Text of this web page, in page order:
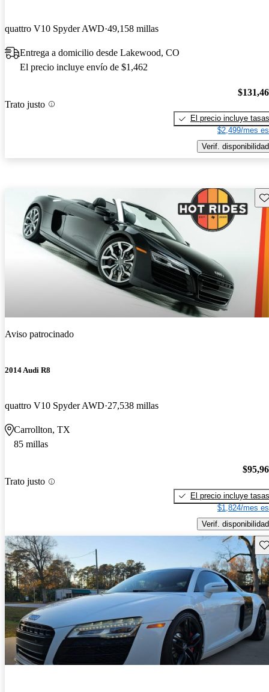
quattro V10 Spyder AWD 49,158 millas
Entrega a domicilio desde Lakewood, CO
El precio incluye envío de $1,462
Trato justo
El precio incluye tasas
$2,499/mes
Verif. disponibilidad
Aviso patrocinado
2014 Audi R8
quattro V10 Spyder AWD 27,538 millas
Carrollton, TX
85 millas
Trato justo
El precio incluye tasas
$1,824/mes
Verif. disponibilidad